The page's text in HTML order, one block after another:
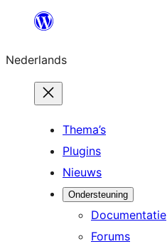
de
inhoud
Nederlands
Thema’s
Plugins
Nieuws
Ondersteuning
Documentatie
Forums